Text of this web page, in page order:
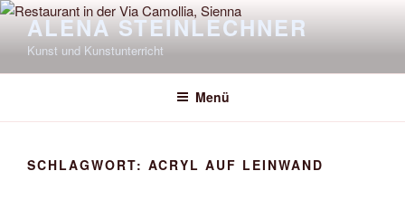
Zum
Inhalt
springen
ALENA STEINLECHNER
Kunst und Kunstunterricht
Menü
SCHLAGWORT: ACRYL AUF LEINWAND